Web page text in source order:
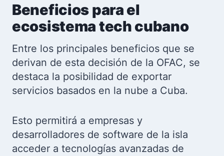
Beneficios para el
ecosistema tech cubano
Entre los principales beneficios que se
derivan de esta decisión de la OFAC, se
destaca la posibilidad de exportar
servicios basados en la nube a Cuba.
Esto permitirá a empresas y
desarrolladores de software de la isla
acceder a tecnologías avanzadas de